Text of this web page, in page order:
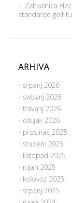
Zahvalnica
standarde golf
ARHIVA
srpanj 2026
svibanj 2026
travanj 2026
ožujak 2026
prosinac 2025
studeni 2025
listopad 2025
rujan 2025
kolovoz 2025
srpanj 2025